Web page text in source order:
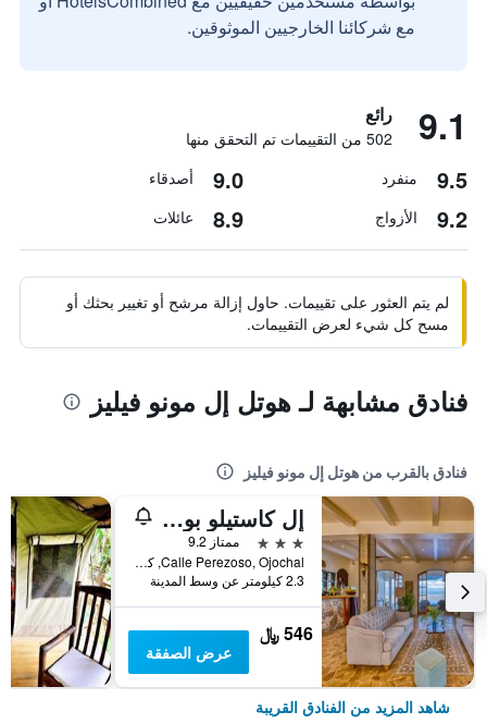
مع شركائنا الخارجيين الموثوقين.
9.1 رائع
502 من التقييمات تم التحقق منها
9.5 منفرد 9.0 أصدقاء
9.2 الأزواج 8.9 عائلات
لم يتم العثور على تقييمات. حاول إزالة مرشح أو تغيير بحثك أو
مسح كل شيء لعرض التقييمات.
فنادق مشابهة لـ هوتل إل مونو فيليز
فنادق بالقرب من هوتل إل مونو فيليز
إل كاستيلو بوتيك لاكشري هوتل
3 نجوم
ممتاز 9.2
Calle Perezoso, Ojochal, كوستاريكا
2.3 كيلومتر عن وسط المدينة
546 ﷼
عرض الصفقة
شاهد المزيد من الفنادق القريبة